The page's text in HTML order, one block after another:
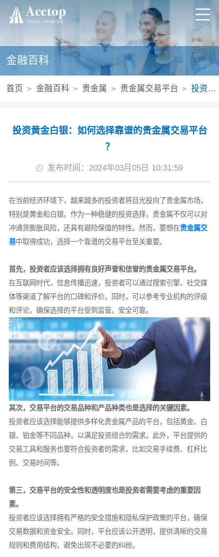
金融百科
首页 金融百科 贵金属 贵金属交易平台 投资黄金白银：如何选择靠谱的贵金属交易平台​？
投资黄金白银：如何选择靠谱的贵金属交易平台​
？
发布时间：2024年03月05日 10:31:59
在当前经济环境下，越来越多的投资者将目光投向了贵金属市场，
特别是黄金和白银。作为一种稳健的投资选择，贵金属不仅可以对
冲通货膨胀风险，还具有避险保值的特性。然而，要想在贵金属交
易中取得成功，选择一个靠谱的交易平台至关重要。
首先，投资者应该选择拥有良好声誉和信誉的贵金属交易平台。
在互联网时代，信息传播迅速，投资者可以通过搜索引擎、社交媒
体等渠道了解平台的口碑和评价。同时，可以参考专业机构的评级
和评论，确保选择的平台受到监管，安全可靠。
其次，交易平台的交易品种和产品种类也是选择的关键因素。
投资者应该选择能够提供多样化贵金属产品的平台，包括黄金、白
银、铂金等不同品种，以满足投资组合的需求。此外，平台提供的
交易工具和服务也要符合投资者的需求，比如交易手续费、杠杆比
例、交易时间等。
第三，交易平台的安全性和透明度也是投资者需要考虑的重要因
素。
投资者应该选择拥有严格的安全措施和隐私保护政策的平台，确保
交易数据和资金安全。同时，平台应该公开透明，提供清晰的交易
规则和费用结构，避免出现不必要的纠纷。